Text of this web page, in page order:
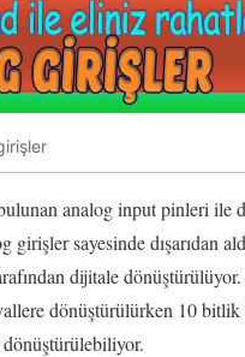
analog input pinleri ile
sayesinde dışarıdan
dijitale
dönüştürülürken 10 bitlik